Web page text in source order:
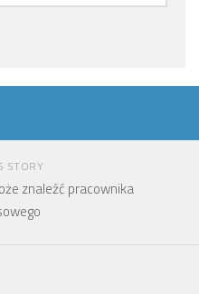
STORY
znaleźć pracownika